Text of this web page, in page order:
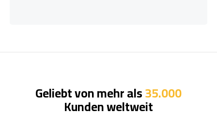
Geliebt von mehr als35.000
Kunden weltweit